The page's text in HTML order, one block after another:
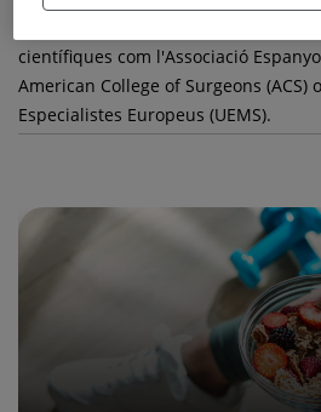
científiques com l'Associació
American College of Surgeons (ACS)
Especialistes Europeus (UEMS).